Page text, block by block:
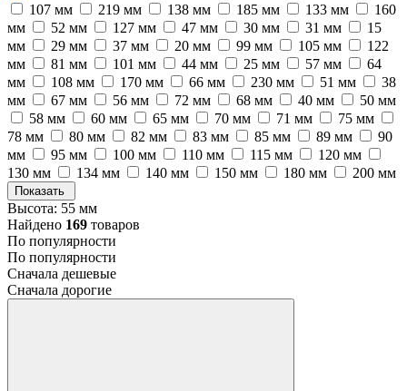
107 мм
219 мм 138 мм 185 мм 133 мм
160
мм
52 мм 127 мм 47 мм 30 мм 31 мм
15
мм
29 мм 37 мм 20 мм 99 мм 105 мм
122
мм
81 мм 101 мм 44 мм 25 мм 57 мм
64
мм
108 мм 170 мм 66 мм 230 мм 51 мм
38
мм
67 мм 56 мм 72 мм 68 мм 40 мм
50 мм
58 мм
60 мм 65 мм 70 мм 71 мм
75 мм
78 мм
80 мм 82 мм 83 мм 85 мм 89 мм
90
мм
95 мм 100 мм 110 мм 115 мм
120 мм
130 мм
134 мм 140 мм 150 мм 180 мм 200 мм
Показать
Высота: 55 мм
Найдено 169 товаров
По популярности
По популярности
Сначала дешевые
Сначала дорогие